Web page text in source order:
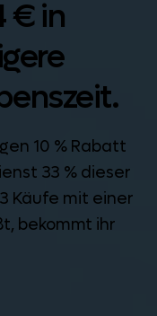
€ in
10 % Rabatt
33 % dieser
Käufe mit einer
bekommt ihr